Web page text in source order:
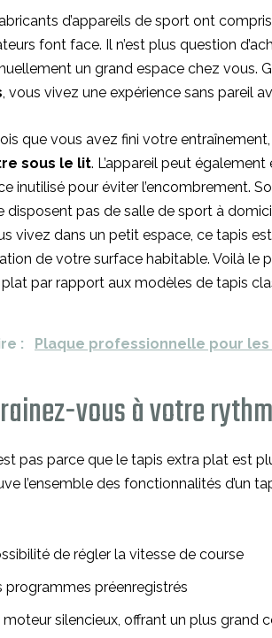
d’appareils de sport ont
font face. Il n’est plus question
un grand espace chez vous.
, vous vivez une expérience sans pareil
que vous avez fini votre
sous le lit. L’appareil peut
inutilisé pour éviter l’encombrement.
disposent pas de salle de sport à
vivez dans un petit espace, ce tapis
de votre surface habitable. Voilà
par rapport aux modèles de tapis
: Plaque professionnelle pour
vous à votre
pas parce que le tapis extra plat est
l’ensemble des fonctionnalités d’un
de régler la vitesse de course
programmes préenregistrés
moteur silencieux, offrant un plus grand